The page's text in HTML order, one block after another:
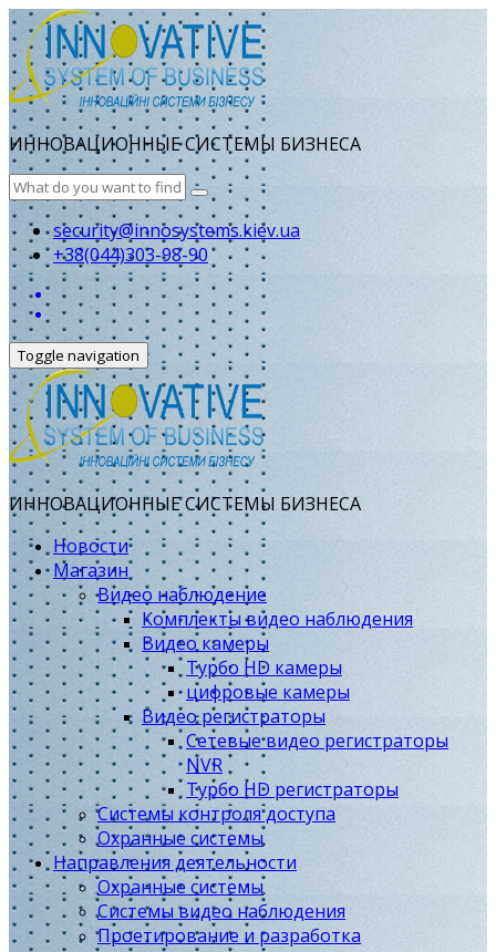
ИННОВАЦИОННЫЕ СИСТЕМЫ БИЗНЕСА
security@innosystems.kiev.ua
+38(044)303-98-90
Toggle navigation
ИННОВАЦИОННЫЕ СИСТЕМЫ БИЗНЕСА
Новости
Магазин
Видео наблюдение
Комплекты видео наблюдения
Видео камеры
Турбо HD камеры
цифровые камеры
Видео регистраторы
Сетевые видео регистраторы
NVR
Турбо HD регистраторы
Системы контроля доступа
Охранные системы
Направления деятельности
Охранные системы
Системы видео наблюдения
Проетирование и разработка